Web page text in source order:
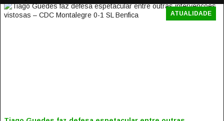
ATUALIDADE